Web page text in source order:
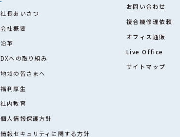
要がある場合であって、本人の
当社では、正当な利用目的の範囲内におい
個人情報を適切に取り扱っていると認めら
によりお客様の個人情報の漏洩防止に必要
個人情報を与えることは任意です。個人情
社長あいさつ
会社概要
沿革
DXへの取り組み
地域の皆さまへ
福利厚生
社内教育
個人情報保護方針
情報セキュリティ に関する方針
お問い合わせ
複合機修理依頼
オフィス通販
Live Office
サイトマップ